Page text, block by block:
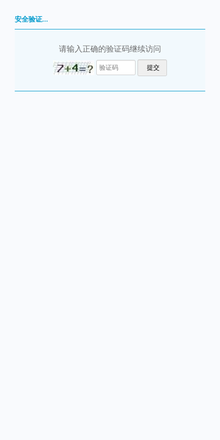
安全验证...
请输入正确的验证码继续访问